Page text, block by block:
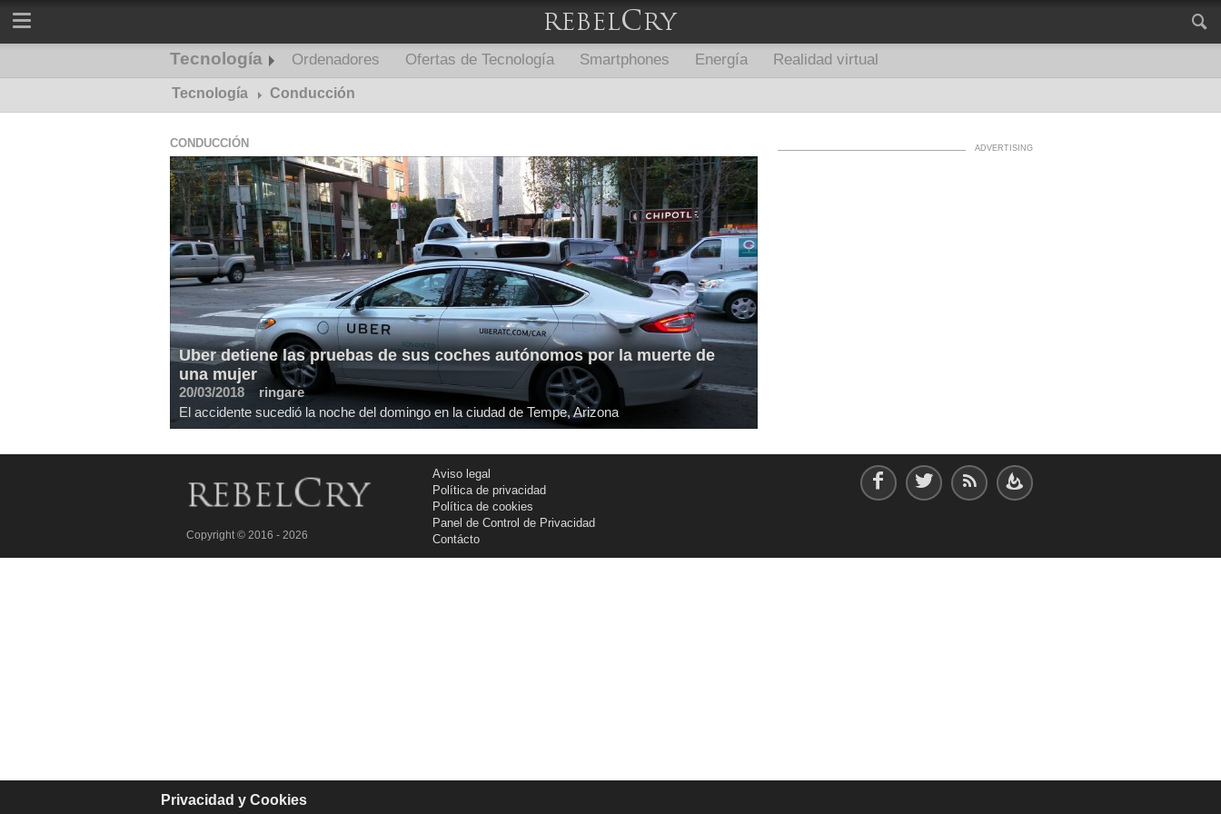
Tecnología Ordenadores Ofertas de Tecnología Smartphones Energía Realidad virtual
Tecnología Conducción
CONDUCCIÓN
Uber detiene las pruebas de sus coches autónomos por la muerte de
una mujer
20/03/2018
ringare
El accidente sucedió la noche del domingo en la ciudad de Tempe, Arizona
Copyright © 2016 - 2026
Aviso legal
Política de privacidad
Política de cookies
Panel de Control de Privacidad
Contácto
Privacidad y Cookies